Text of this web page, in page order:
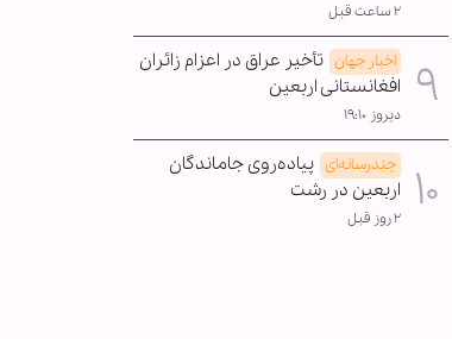
۲ ساعت قبل
اخبار جهان تأخیر عراق در اعزام زائران
افغانستانی اربعین
دیروز ۱۹:۱۰
چندرسانه‌ای پیاده‌روی جاماندگان
اربعین در رشت
۲ روز قبل